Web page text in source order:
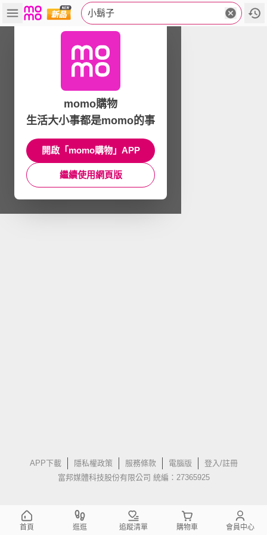
小鬍子
APP下載 隱私權政策 服務條款 電腦版
登入/註冊
富邦媒體科技股份有限公司 統編：27365925
momo購物
生活大小事都是momo的事
開啟「momo購物」APP
繼續使用網頁版
首頁 逛逛 追蹤清單 購物車 會員中心